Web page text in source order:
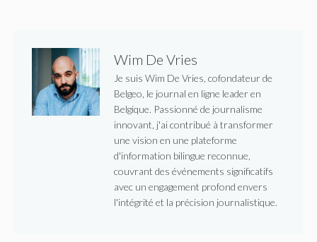
Wim De Vries
Je suis Wim De Vries, cofondateur de
Belgeo, le journal en ligne leader en
Belgique. Passionné de journalisme
innovant, j'ai contribué à transformer
une vision en une plateforme
d'information bilingue reconnue,
couvrant des événements significatifs
avec un engagement profond envers
l'intégrité et la précision journalistique.